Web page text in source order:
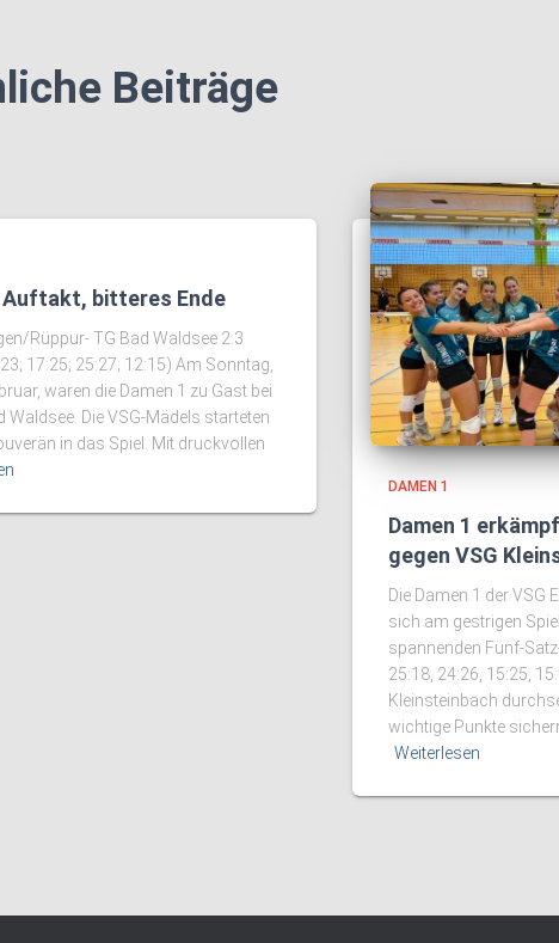
Beiträge
bitteres Ende
Rüppur- TG Bad Waldsee 2:3
17:25; 25:27; 12:15) Am Sonntag,
waren die Damen 1 zu Gast bei
Waldsee. Die VSG-Mädels starteten
in das Spiel. Mit druckvollen
DAMEN 1
Damen 1
gegen VSG
Die Damen 1 der VSG
sich am gestrigen
spannenden Fünf-
25:18, 24:26, 15:25,
Kleinsteinbach
wichtige Punkte
Weiterlesen